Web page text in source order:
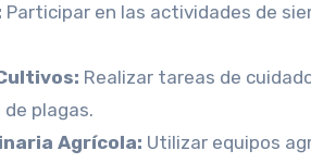
Participar en las actividades de
Realizar tareas de
plagas.
Agrícola: Utilizar equipos